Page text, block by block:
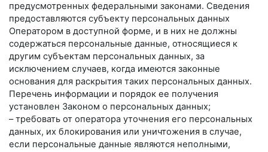
предусмотренных федеральными законами. Сведения
предоставляются субъекту персональных данных
Оператором в доступной форме, и в них не должны
содержаться персональные данные, относящиеся к
другим субъектам персональных данных, за
исключением случаев, когда имеются законные
основания для раскрытия таких персональных данных.
Перечень информации и порядок ее получения
установлен Законом о персональных данных;
– требовать от оператора уточнения его персональных
данных, их блокирования или уничтожения в случае,
если персональные данные являются неполными,